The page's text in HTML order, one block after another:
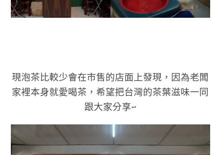
現泡茶比較少會在市售的店面上發現，因為老闆
家裡本身就愛喝茶，希望把台灣的茶葉滋味一同
跟大家分享~